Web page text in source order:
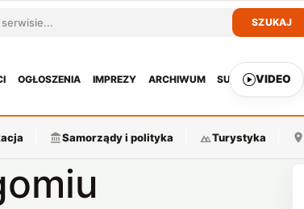
serwisie
SZUKAJ
OGŁOSZENIA IMPREZY ARCHIWUM SUBSKRYPCJA
VIDEO
Samorządy i polityka Turystyka